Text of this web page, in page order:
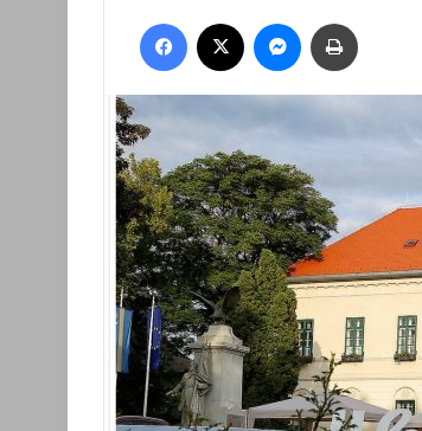
email
Facebook Messenger